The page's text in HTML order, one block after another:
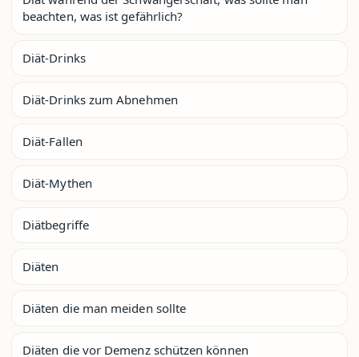
beachten, was ist gefährlich?
Diät-Drinks
Diät-Drinks zum Abnehmen
Diät-Fallen
Diät-Mythen
Diätbegriffe
Diäten
Diäten die man meiden sollte
Diäten die vor Demenz schützen können